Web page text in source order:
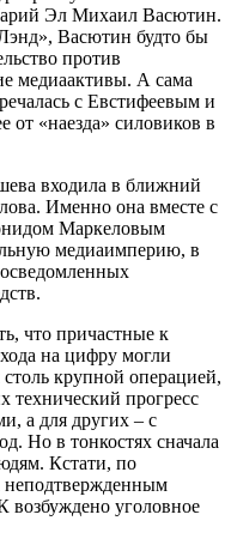
Эл Михаил Васютин.
Васютин будто бы
против
медиаактивы. А сама
с Евстифеевым и
от «наезда» силовиков в
входила в ближний
Именно она вместе с
Маркеловым
медиаимперию, в
что причастные к
на цифру могли
крупной операцией,
технический прогресс
а для других – с
Но в тонкостях сначала
Кстати, по
возбуждено уголовное